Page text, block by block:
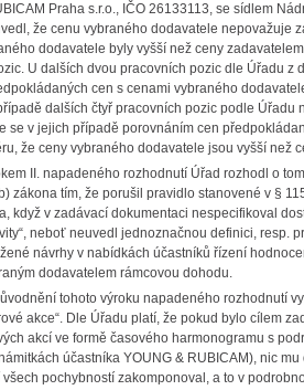
Praha s.r.o., IČO 26133113, se sídlem
že cenu vybraného dodavatele nepovažuje
dodavatele byly vyšší než ceny
U dalších dvou pracovních pozic dle Úřadu
cen s cenami vybraného
dalších čtyř pracovních pozic podle
se v jejich případě porovnáním cen
že ceny vybraného dodavatele jsou vyšší než
II. napadeného rozhodnutí Úřad rozhodl o
zákona tím, že porušil pravidlo stanovené v §
když v zadávací dokumentaci nespecifikoval
neboť neuvedl jednoznačnou definici, resp.
návrhy v nabídkách účastníků řízení
dodavatelem rámcovou dohodu.
tohoto výroku napadeného rozhodnutí
akce“. Dle Úřadu platí, že pokud bylo cílem
akcí ve formě časového harmonogramu s
účastníka YOUNG & RUBICAM), nic
pochybností zakomponoval, a to v